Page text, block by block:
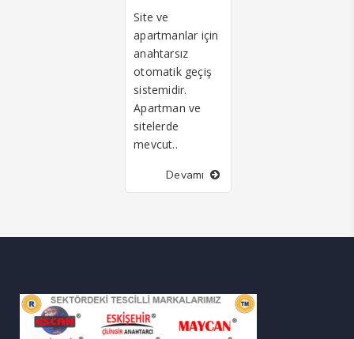
Site ve
apartmanlar için
anahtarsız
otomatik geçiş
sistemidir.
Apartman ve
sitelerde
mevcut..
Devamı